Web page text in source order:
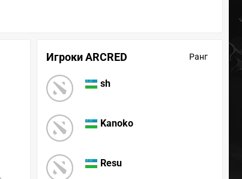
Игроки ARCRED Ранг
sh
Kanoko
Resu